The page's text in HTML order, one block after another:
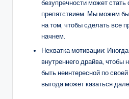
безупречности может стать
препятствием. Мы можем
на том, чтобы сделать все
начнем.
Нехватка мотивации:
внутреннего драйва, чтобы
быть неинтересной по
выгода может казаться